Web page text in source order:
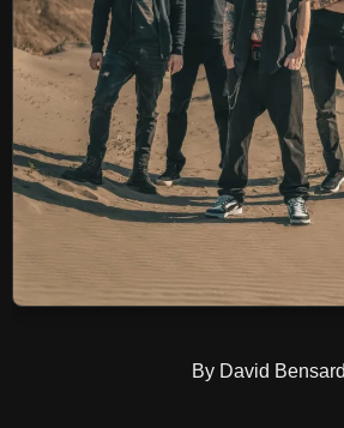
By David Bensard